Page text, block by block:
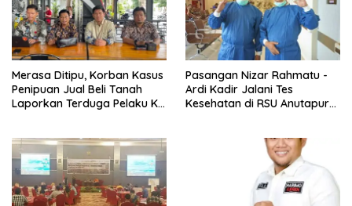
Merasa Ditipu, Korban Kasus
Penipuan Jual Beli Tanah
Laporkan Terduga Pelaku Ke
Pasangan Nizar Rahmatu -
Ardi Kadir Jalani Tes
Kesehatan di RSU Anutapura